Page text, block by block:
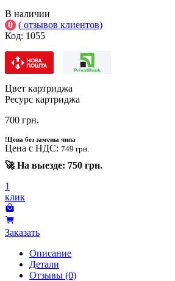
В наличии
0 ( отзывов клиентов)
Код: 1055
Цвет картриджа
Ресурс картриджа
700 грн.
!Цена без замены чипа
Цена с НДС: 749 грн.
🚀 На выезде: 750 грн.
1
клик
Заказать
Описание
Детали
Отзывы (0)